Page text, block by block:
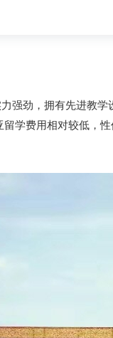
强劲，拥有先进教
学费用相对较低，